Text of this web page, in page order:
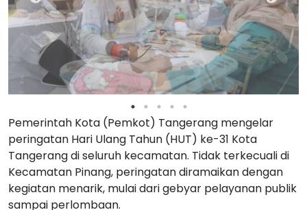
Pemerintah Kota (Pemkot) Tangerang mengelar
peringatan Hari Ulang Tahun (HUT) ke-31 Kota
Tangerang di seluruh kecamatan. Tidak terkecuali di
Kecamatan Pinang, peringatan diramaikan dengan
kegiatan menarik, mulai dari gebyar pelayanan publik
sampai perlombaan.